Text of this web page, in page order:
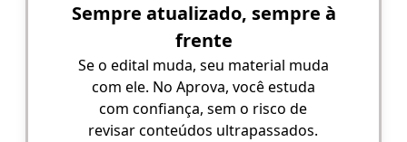
Sempre atualizado, sempre à
frente
Se o edital muda, seu material muda
com ele. No Aprova, você estuda
com confiança, sem o risco de
revisar conteúdos ultrapassados.